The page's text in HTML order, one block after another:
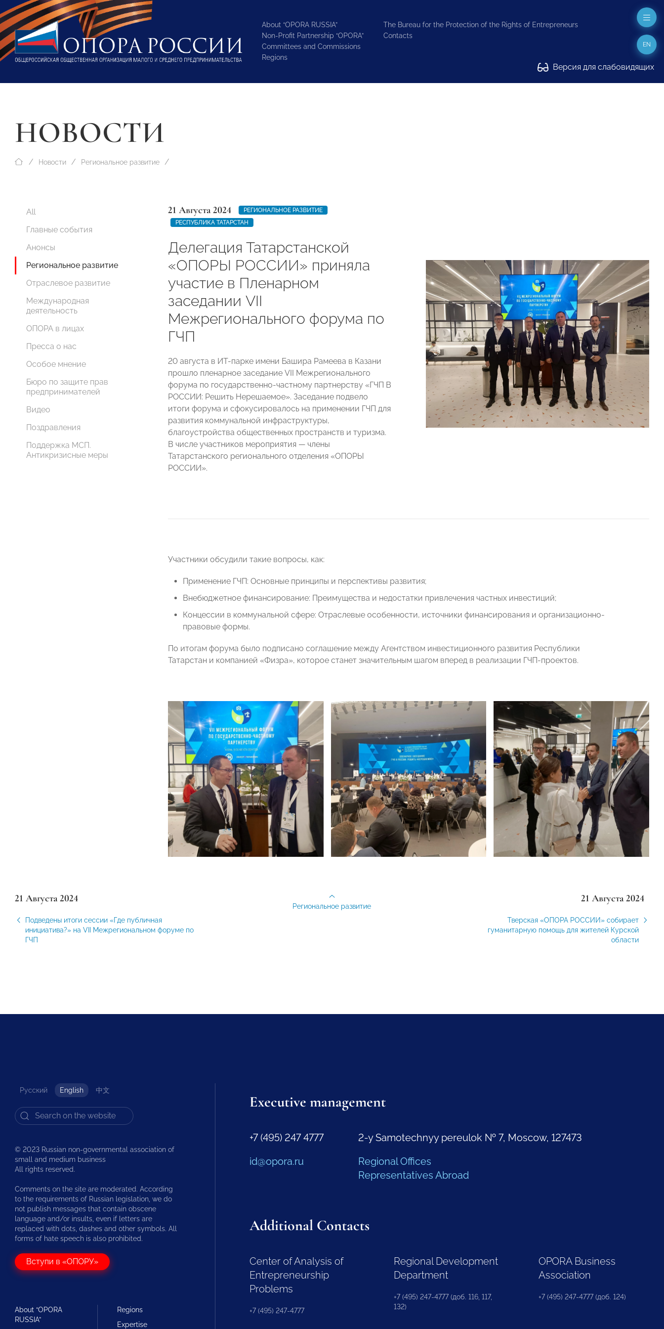
About “OPORA RUSSIA”
Non-Profit Partnership “OPORA”
Committees and Commissions
Regions
The Bureau for the Protection of the Rights of Entrepreneurs
Contacts
Версия для слабовидящих
EN
НОВОСТИ
Новости Региональное развитие
All
Главные события
Анонсы
Региональное развитие
Отраслевое развитие
Международная
деятельность
ОПОРА в лицах
Пресса о нас
Особое мнение
Бюро по защите прав
предпринимателей
Видео
Поздравления
Поддержка МСП.
Антикризисные меры
21 Августа 2024
РЕГИОНАЛЬНОЕ РАЗВИТИЕ
РЕСПУБЛИКА ТАТАРСТАН
Делегация Татарстанской
«ОПОРЫ РОССИИ» приняла
участие в Пленарном
заседании VII
Межрегионального форума по
ГЧП
20 августа в ИТ-парке имени Башира Рамеева в Казани
прошло пленарное заседание VII Межрегионального
форума по государственно-частному партнерству «ГЧП В
РОССИИ: Решить Нерешаемое». Заседание подвело
итоги форума и сфокусировалось на применении ГЧП для
развития коммунальной инфраструктуры,
благоустройства общественных пространств и туризма.
В числе участников мероприятия — члены
Татарстанского регионального отделения «ОПОРЫ
РОССИИ».
Участники обсудили такие вопросы, как:
Применение ГЧП: Основные принципы и перспективы развития;
Внебюджетное финансирование: Преимущества и недостатки привлечения частных инвестиций;
Концессии в коммунальной сфере: Отраслевые особенности, источники финансирования и организационно-
правовые формы.
По итогам форума было подписано соглашение между Агентством инвестиционного развития Республики
Татарстан и компанией «Физра», которое станет значительным шагом вперед в реализации ГЧП-проектов.
21 Августа 2024
Подведены итоги сессии «Где публичная
инициатива?» на VII Межрегиональном форуме по
ГЧП
21 Августа 2024
Тверская «ОПОРА РОССИИ» собирает
гуманитарную помощь для жителей Курской
области
Региональное развитие
Русский English 中文
© 2023 Russian non-governmental association of
small and medium business
All rights reserved.
Comments on the site are moderated. According
to the requirements of Russian legislation, we do
not publish messages that contain obscene
language and/or insults, even if letters are
replaced with dots, dashes and other symbols. All
forms of hate speech is also prohibited.
Вступи в «ОПОРУ»
About “OPORA
RUSSIA”
Regions
Expertise
Executive management
+7 (495) 247 4777
id@opora.ru
2-y Samotechnyy pereulok № 7, Moscow, 127473
Regional Offices
Representatives Abroad
Additional Contacts
Center of Analysis of
Entrepreneurship
Problems
+7 (495) 247-4777
Regional Development
Department
+7 (495) 247-4777 (доб. 116, 117,
132)
OPORA Business
Association
+7 (495) 247-4777 (доб. 124)